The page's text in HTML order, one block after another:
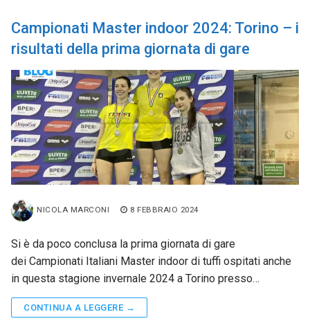
Campionati Master indoor 2024: Torino – i
risultati della prima giornata di gare
NICOLA MARCONI 8 FEBBRAIO 2024
Si è da poco conclusa la prima giornata di gare
dei Campionati Italiani Master indoor di tuffi ospitati anche
in questa stagione invernale 2024 a Torino presso…
CONTINUA A LEGGERE →